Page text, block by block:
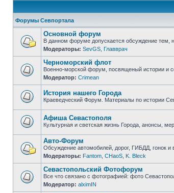
Форумы Севпортала
Нет
непрочитанных
сообщений
Основной форум
В данном форуме допускается обсуждение тем,
Модераторы: SevGS Главврач
Нет
непрочитанных
сообщений
Черноморский флот
Военно-морской форум, посвященый истории и
Модератор: Crimean
непрочитанных
сообщений
История нашего Города
Краеведческий Форум. Материалы по истории
непрочитанных
сообщений
Афиша Севастополя
Культурная и светская жизнь Города, анонсы,
Нет
непрочитанных
сообщений
Авто-Форум
Обсуждение автомобилей, дорог, ГИБДД, гонок и
Модераторы: Fantom CHaoS K. Bleck
Нет
непрочитанных
Севастопольский Фотофорум
Все что связано с фотографией: фото
Модератор: alximIN